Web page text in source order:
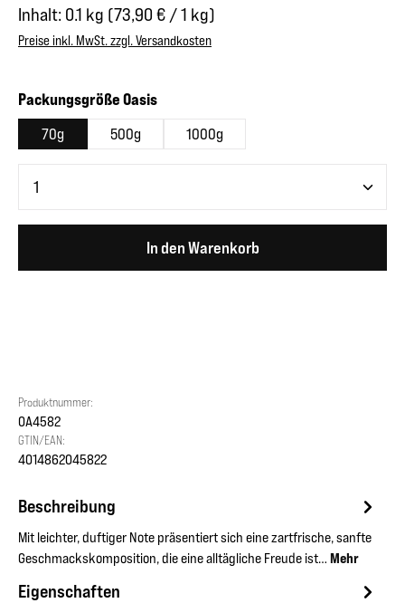
Inhalt: 0.1 kg (73,90 € / 1 kg)
Preise inkl. MwSt. zzgl. Versandkosten
Packungsgröße Oasisauswählen
70g 500g 1000g
In den Warenkorb
Produktnummer:
OA4582
GTIN/EAN:
4014862045822
Beschreibung
Mit leichter, duftiger Note präsentiert sich eine zartfrische, sanfte
Geschmackskomposition, die eine alltägliche Freude ist… Mehr
Eigenschaften